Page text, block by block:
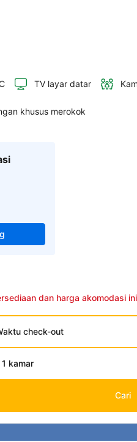
TV layar datar
khusus merokok
dan harga akomodasi ini
check-out
1 kamar
Cari